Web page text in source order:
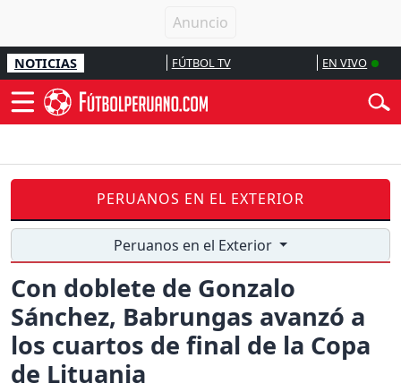
NOTICIAS FÚTBOL TV EN VIVO
PERUANOS EN EL EXTERIOR
Peruanos en el Exterior
Con doblete de Gonzalo
Sánchez, Babrungas avanzó a
los cuartos de final de la Copa
de Lituania